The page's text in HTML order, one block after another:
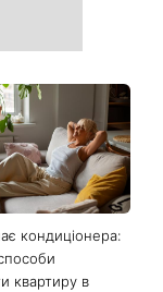
кондиціонера:
квартиру в